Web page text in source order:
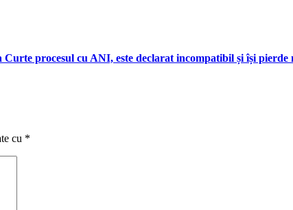
procesul cu ANI, este declarat incompatibil și își
cu *